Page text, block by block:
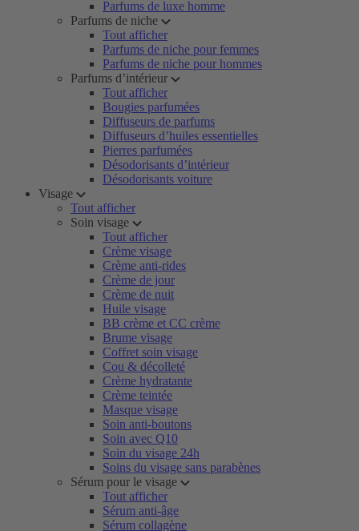
Parfums de luxe homme
Parfums de niche
Tout afficher
Parfums de niche pour femmes
Parfums de niche pour hommes
Parfums d’intérieur
Tout afficher
Bougies parfumées
Diffuseurs de parfums
Diffuseurs d’huiles essentielles
Pierres parfumées
Désodorisants d’intérieur
Désodorisants voiture
Visage
Tout afficher
Soin visage
Tout afficher
Crème visage
Crème anti-rides
Crème de jour
Crème de nuit
Huile visage
BB crème et CC crème
Brume visage
Coffret soin visage
Cou & décolleté
Crème hydratante
Crème teintée
Masque visage
Soin anti-boutons
Soin avec Q10
Soin du visage 24h
Soins du visage sans parabènes
Sérum pour le visage
Tout afficher
Sérum anti-âge
Sérum collagène